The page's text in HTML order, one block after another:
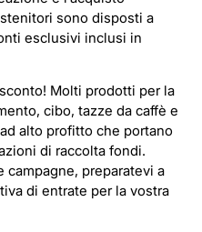
sono disposti a
esclusivi inclusi in
Molti prodotti per la
cibo, tazze da caffè e
alto profitto che portano
di raccolta fondi.
campagne, preparatevi a
di entrate per la vostra